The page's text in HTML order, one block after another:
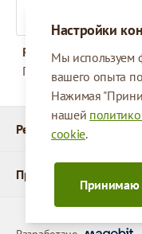
Настройки
Мы используем
вашего опыта
Нажимая
нашей
cookie.
Принимаю
Реквизиты
Продукты
Рабочее время
Понедельник - Пятница